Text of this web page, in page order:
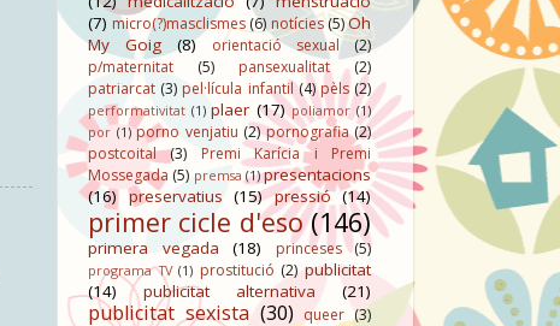
(7) micro(?)masclismes (6) notícies(5)Oh
My Goig
(8) orientació sexual
(2)
p/maternitat
(5) pansexualitat
(2)
patriarcat (3) pel·lícula infantil (4) pèls (2)
performativitat (1) plaer (17) poliamor (1)
por (1) porno venjatiu (2) pornografia (2)
postcoital
(3)
Premi Karícia i Premi
Mossegada (5) premsa (1) presentacions
(16) preservatius (15) pressió (14)
primer cicle d'eso (146)
primera vegada (18) princeses (5)
programa TV (1) prostitució (2) publicitat
(14)
publicitat alternativa (21)
publicitat sexista (30) queer (3)